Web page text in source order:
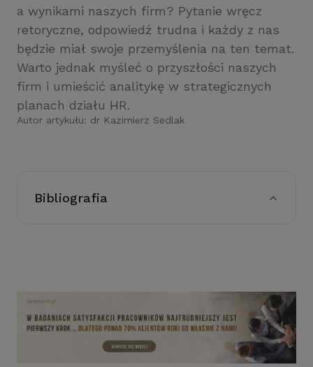
a wynikami naszych firm? Pytanie wręcz
retoryczne, odpowiedź trudna i każdy z nas
będzie miał swoje przemyślenia na ten temat.
Warto jednak myśleć o przyszłości naszych
firm i umieścić analitykę w strategicznych
planach działu HR.
Autor artykułu: dr Kazimierz Sedlak
Bibliografia